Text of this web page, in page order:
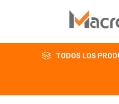
TODOS LOS